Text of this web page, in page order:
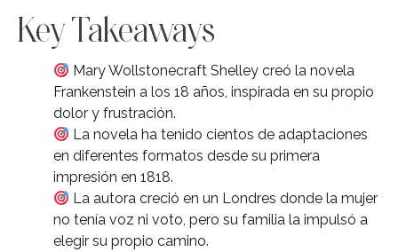
Key Takeaways
Mary Wollstonecraft Shelley creó la novela
Frankenstein a los 18 años, inspirada en su propio
dolor y frustración.
La novela ha tenido cientos de adaptaciones
en diferentes formatos desde su primera
impresión en 1818.
La autora creció en un Londres donde la mujer
no tenía voz ni voto, pero su familia la impulsó a
elegir su propio camino.